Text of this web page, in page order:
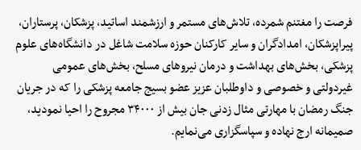
فرصت را مغتنم شمرده، تلاش‌های مستمر و ارزشمند اساتید، پزشکان، پرستاران،
پیراپزشکان، امدادگران و سایر کارکنان حوزه سلامت شاغل در دانشگاه‌های علوم
پزشکی، بخش‌های بهداشت و درمان نیروهای مسلح، بخش‌های عمومی
غیردولتی و خصوصی و داوطلبان عزیز عضو بسیج جامعه پزشکی را که در جریان
جنگ رمضان با مهارتی مثال زدنی جان بیش از ۳۴۰۰۰ مجروح را احیا نمودید،
صمیمانه ارج نهاده و سپاسگزاری می‌نمایم.